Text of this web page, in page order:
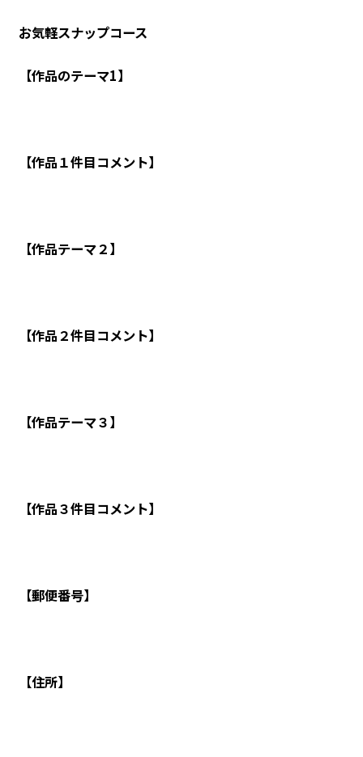
お気軽スナップコース
【作品のテーマ1】
【作品１件目コメント】
【作品テーマ２】
【作品２件目コメント】
【作品テーマ３】
【作品３件目コメント】
【郵便番号】
【住所】